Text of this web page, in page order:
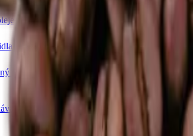
Další kategorie
Asijská ochucovadla
karamel Ostatní másla a pasty
Další kategorie
Americká káva Káva na espresso Značková káva